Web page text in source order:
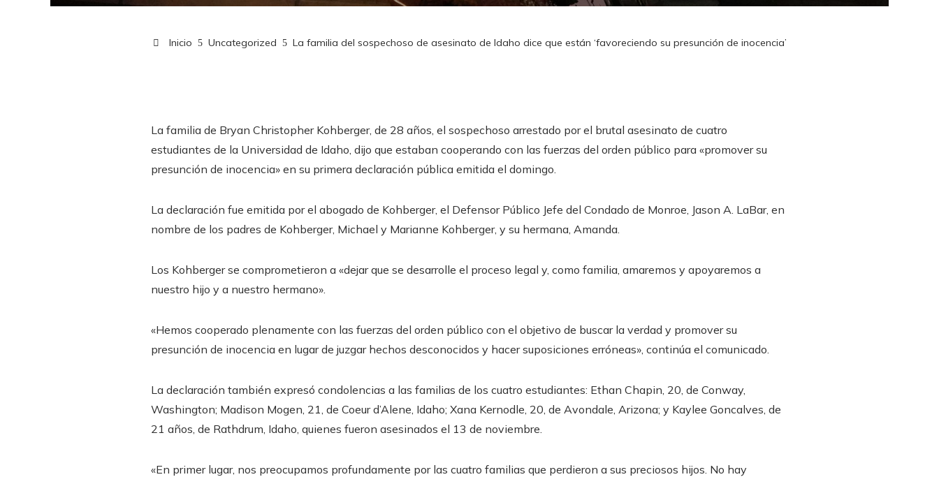
Inicio Uncategorized La familia del sospechoso de asesinato de Idaho dice que están ‘favoreciendo su presunción de inocencia’
La familia de Bryan Christopher Kohberger, de 28 años, el sospechoso arrestado por el brutal asesinato de cuatro
estudiantes de la Universidad de Idaho, dijo que estaban cooperando con las fuerzas del orden público para «promover su
presunción de inocencia» en su primera declaración pública emitida el domingo.
La declaración fue emitida por el abogado de Kohberger, el Defensor Público Jefe del Condado de Monroe, Jason A. LaBar, en
nombre de los padres de Kohberger, Michael y Marianne Kohberger, y su hermana, Amanda.
Los Kohberger se comprometieron a «dejar que se desarrolle el proceso legal y, como familia, amaremos y apoyaremos a
nuestro hijo y a nuestro hermano».
«Hemos cooperado plenamente con las fuerzas del orden público con el objetivo de buscar la verdad y promover su
presunción de inocencia en lugar de juzgar hechos desconocidos y hacer suposiciones erróneas», continúa el comunicado.
La declaración también expresó condolencias a las familias de los cuatro estudiantes: Ethan Chapin, 20, de Conway,
Washington; Madison Mogen, 21, de Coeur d’Alene, Idaho; Xana Kernodle, 20, de Avondale, Arizona; y Kaylee Goncalves, de
21 años, de Rathdrum, Idaho, quienes fueron asesinados el 13 de noviembre.
«En primer lugar, nos preocupamos profundamente por las cuatro familias que perdieron a sus preciosos hijos. No hay